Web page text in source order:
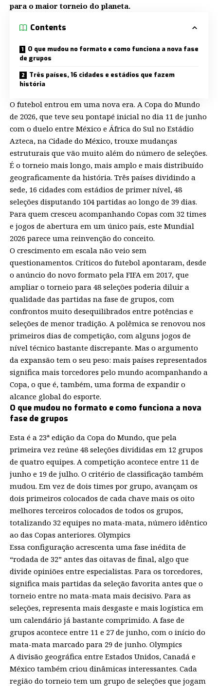
para o maior torneio do planeta.
Contents
O que mudou no formato e como funciona a nova fase
de grupos
Três países, 16 cidades e estádios que fazem
história
O futebol entrou em uma nova era. A Copa do Mundo
de 2026, que teve seu pontapé inicial no dia 11 de junho
com o duelo entre México e África do Sul no Estádio
Azteca, na Cidade do México, trouxe mudanças
estruturais que vão muito além do número de seleções.
É o torneio mais longo, mais amplo e mais distribuído
geograficamente da história. Três países dividindo a
sede, 16 cidades com estádios de primer nível, 48
seleções disputando 104 partidas ao longo de 39 dias.
Para quem cresceu acompanhando Copas com 32 times
e jogos de abertura em um único país, este Mundial
2026 parece uma reinvenção do conceito.
O crescimento em escala não veio sem
questionamentos. Críticos do futebol apontaram, desde
o anúncio do novo formato pela FIFA em 2017, que
ampliar o torneio para 48 seleções poderia diluir a
qualidade das partidas na fase de grupos, com
confrontos muito desequilibrados entre potências e
seleções de menor tradição. A polêmica se renovou nos
primeiros dias de competição, com alguns jogos de
nível técnico bastante discrepante. Mas o argumento
da expansão tem o seu peso: mais países representados
significa mais torcedores pelo mundo acompanhando a
Copa, o que é, também, uma forma de expandir o
alcance global do esporte.
O que mudou no formato e como funciona a nova
fase de grupos
Esta é a 23ª edição da Copa do Mundo, que pela
primeira vez reúne 48 seleções divididas em 12 grupos
de quatro equipes. A competição acontece entre 11 de
junho e 19 de julho. O critério de classificação também
mudou. Em vez de dois times por grupo, avançam os
dois primeiros colocados de cada chave mais os oito
melhores terceiros colocados de todos os grupos,
totalizando 32 equipes no mata-mata, número idêntico
ao das Copas anteriores. Olympics
Essa configuração acrescenta uma fase inédita de
“rodada de 32” antes das oitavas de final, algo que
divide opiniões entre especialistas. Para os torcedores,
significa mais partidas da seleção favorita antes que o
torneio entre no mata-mata mais decisivo. Para as
seleções, representa mais desgaste e mais logística em
um calendário já bastante comprimido. A fase de
grupos acontece entre 11 e 27 de junho, com o início do
mata-mata marcado para 29 de junho. Olympics
A divisão geográfica entre Estados Unidos, Canadá e
México também criou dinâmicas interessantes. Cada
região do torneio tem um grupo de seleções que jogam